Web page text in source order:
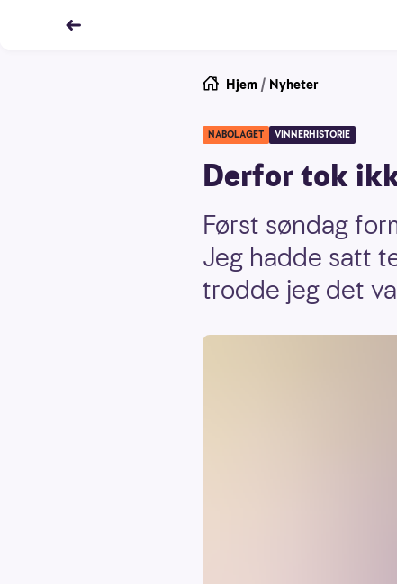
Hjem / Nyheter
NABOLAGET VINNERHISTORIE
Derfor tok
Først søndag
Jeg hadde satt
trodde jeg det